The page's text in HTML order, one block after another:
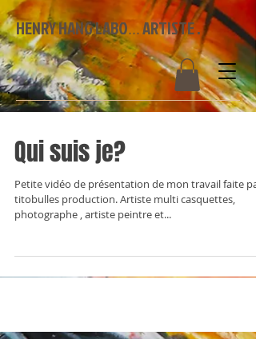
HENRY HANG LABO...ARTISTE .
Qui suis je?
Petite vidéo de présentation de mon travail faite par
titobulles production. Artiste multi casquettes,
photographe , artiste peintre et...